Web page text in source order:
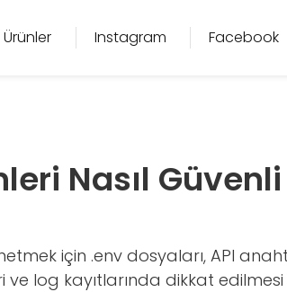
Ürünler Instagram Facebook
Nasıl Güvenli
için .env dosyaları, API
ve log kayıtlarında dikkat